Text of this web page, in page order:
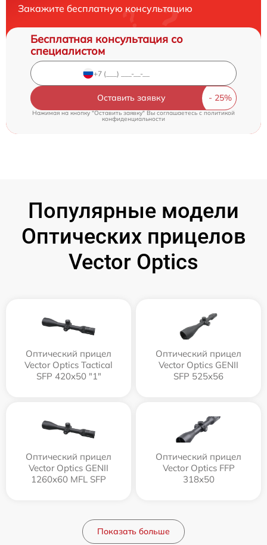
Закажите бесплатную консультацию
Бесплатная консультация со
специалистом
Оставить заявку
Нажимая на кнопку "Оставить заявку" Вы соглашаетесь cполитикой
конфиденциальности
Популярные модели
Оптических прицелов
Vector Optics
Оптический прицел
Vector Optics Tactical
SFP 420x50 "1"
Оптический прицел
Vector Optics GENII
SFP 525x56
Оптический прицел
Vector Optics GENII
1260x60 MFL SFP
Оптический прицел
Vector Optics FFP
318x50
Показать больше